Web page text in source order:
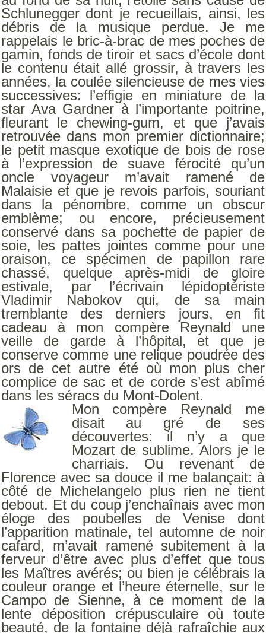
Schlunegger dont je recueillais, ainsi, les
débris de la musique perdue. Je me
rappelais le bric-à-brac de mes poches de
gamin, fonds de tiroir et sacs d’école dont
le contenu était allé grossir, à travers les
années, la coulée silencieuse de mes vies
successives: l’efﬁgie en miniature de la
star Ava Gardner à l’importante poitrine,
ﬂeurant le chewing-gum, et que j’avais
retrouvée dans mon premier dictionnaire;
le petit masque exotique de bois de rose
à l’expression de suave férocité qu’un
oncle voyageur m’avait ramené de
Malaisie et que je revois parfois, souriant
dans la pénombre, comme un obscur
emblème; ou encore, précieusement
conservé dans sa pochette de papier de
soie, les pattes jointes comme pour une
oraison, ce spécimen de papillon rare
chassé, quelque après-midi de gloire
estivale, par l’écrivain lépidoptériste
Vladimir Nabokov qui, de sa main
tremblante des ­derniers jours, en ﬁt
cadeau à mon compère Reynald une
veille de garde à l’hôpital, et que je
conserve comme une relique poudrée des
ors de cet autre été où mon plus cher
complice de sac et de corde s’est abîmé
dans les séracs du Mont-Dolent.
Mon compère Reynald me
disait au gré de ses
découvertes: il n’y a que
Mozart de sublime. Alors je le
charriais. Ou revenant de
Florence avec sa douce il me balançait: à
côté de Michelangelo plus rien ne tient
debout. Et du coup j’enchaînais avec mon
éloge des poubelles de Venise dont
l’apparition matinale, tel automne de noir
cafard, m’avait ramené subitement à la
ferveur d’être avec plus d’effet que tous
les Maîtres avérés; ou bien je célébrais la
couleur orange et l’heure éternelle, sur le
Campo de Sienne, à ce moment de la
lente déposition crépusculaire où toute
beauté, de la fontaine déjà rafraîchie aux